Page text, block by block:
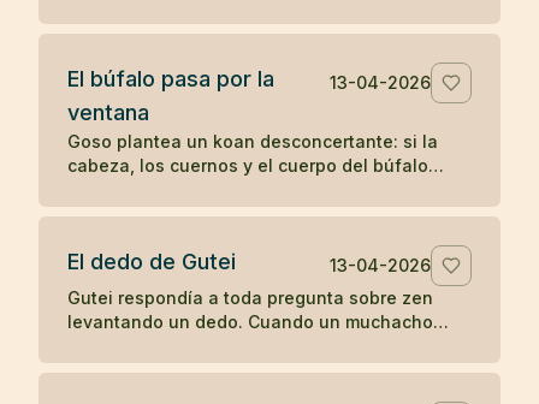
El búfalo pasa por la
ventana
13-04-2026
Goso plantea un koan desconcertante: si la
cabeza, los cuernos y el cuerpo del búfalo
cola?
El dedo de Gutei
13-04-2026
Gutei respondía a toda pregunta sobre zen
levantando un dedo. Cuando un muchacho
enseñanza radical sobre la comprensión